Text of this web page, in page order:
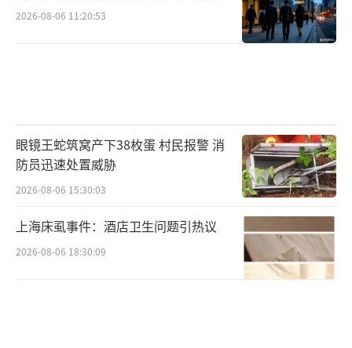
2026-08-06 11:20:53
眼镜王蛇筑窝产下38枚蛋 村民报警 消
防员迅速处置威胁
2026-08-06 15:30:03
上海床虱事件：酒店卫生问题引热议
2026-08-06 18:30:09